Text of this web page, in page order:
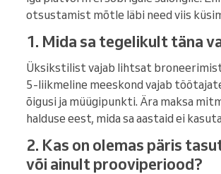
otsustamist mõtle läbi need viis
1. Mida sa tegelikult täna
Üksikstilist vajab lihtsat broneerimist
5-liikmeline meeskond vajab
õigusi ja müügipunkti. Ära maksa
halduse eest, mida sa aastaid ei
2. Kas on olemas päris
või ainult prooviperiood?